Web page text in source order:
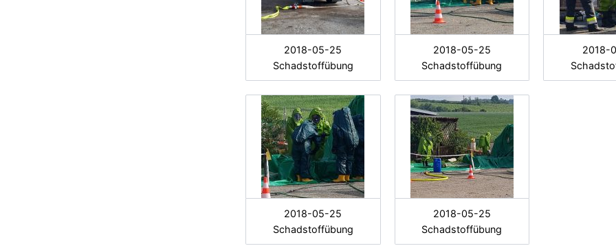
2018-05-25
Schadstoffübung
2018-05-25
Schadstoffübung
2018-
2018-05-25
Schadstoffübung
2018-05-25
Schadstoffübung